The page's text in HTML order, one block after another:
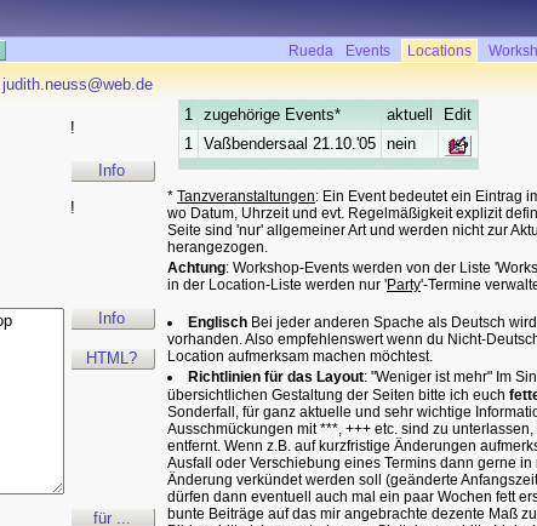
Rueda Events Locations
judith.neuss@web.de
!
Info
!
Info
HTML?
für ...
1 zugehörige Events* aktuell
Edit
1 Vaßbendersaal 21.10.'05 nein
* Tanzveranstaltungen: Ein Event bedeutet ein Eintrag
wo Datum, Uhrzeit und evt. Regelmäßigkeit explizit
Seite sind 'nur' allgemeiner Art und werden nicht zur
herangezogen.
Achtung: Workshop-Events werden von der Liste
in der Location-Liste werden nur 'Party'-Termine
Englisch Bei jeder anderen Spache als Deutsch
vorhanden. Also empfehlenswert wenn du Nicht-
Location aufmerksam machen möchtest.
Richtlinien für das Layout: "Weniger ist mehr" Im
übersichtlichen Gestaltung der Seiten bitte ich euch
Sonderfall, für ganz aktuelle und sehr wichtige
Ausschmückungen mit ***, +++ etc. sind zu
entfernt. Wenn z.B. auf kurzfristige Änderungen
Ausfall oder Verschiebung eines Termins dann gerne
Änderung verkündet werden soll (geänderte
dürfen dann eventuell auch mal ein paar Wochen fett
bunte Beiträge auf das mir angebrachte dezente Maß